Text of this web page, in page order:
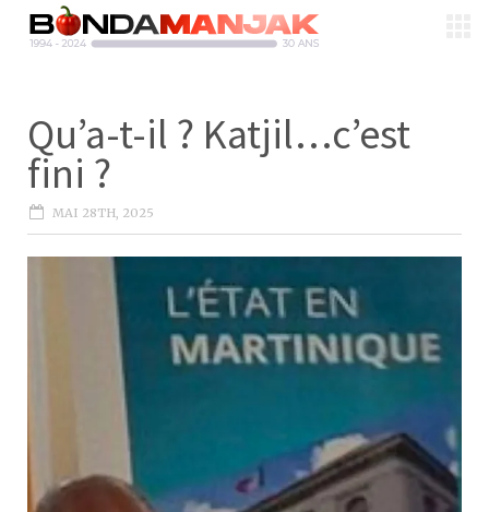
Qu’a-t-il ? Katjil…c’est
fini ?
MAI 28TH, 2025